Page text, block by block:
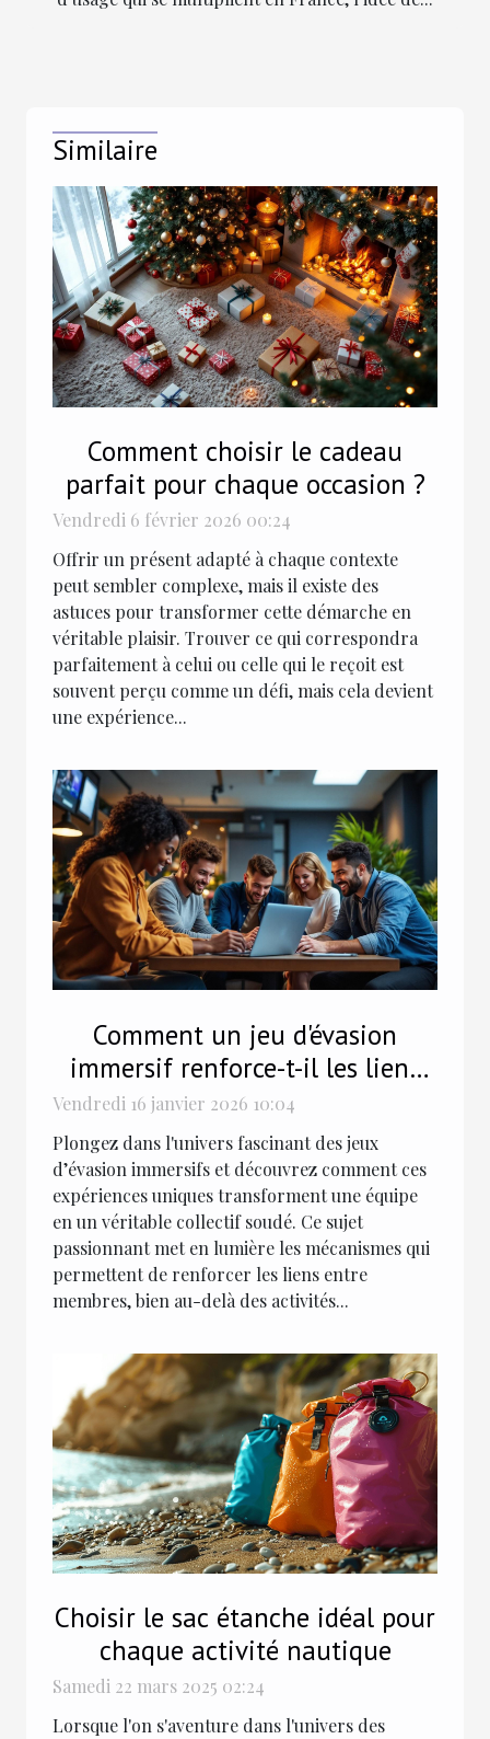
Similaire
Comment choisir le cadeau
parfait pour chaque occasion ?
Vendredi 6 février 2026 00:24
Offrir un présent adapté à chaque contexte
peut sembler complexe, mais il existe des
astuces pour transformer cette démarche en
véritable plaisir. Trouver ce qui correspondra
parfaitement à celui ou celle qui le reçoit est
souvent perçu comme un défi, mais cela devient
une expérience...
Comment un jeu d'évasion
immersif renforce-t-il les liens
d'équipe ?
Vendredi 16 janvier 2026 10:04
Plongez dans l'univers fascinant des jeux
d’évasion immersifs et découvrez comment ces
expériences uniques transforment une équipe
en un véritable collectif soudé. Ce sujet
passionnant met en lumière les mécanismes qui
permettent de renforcer les liens entre
membres, bien au-delà des activités...
Choisir le sac étanche idéal pour
chaque activité nautique
Samedi 22 mars 2025 02:24
Lorsque l'on s'aventure dans l'univers des